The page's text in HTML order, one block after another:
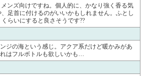
ンズ向けですね。個人的に、かなり強く香る気
足首に付けるのがいいかもしれません。ふとし
らいにすると良さそうです??
ジの海という感じ。アクア系だけど暖かみがあ
はフルボトルも欲しいかも…